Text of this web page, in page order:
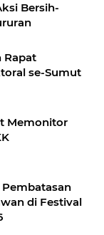
Bersih-
Rapat
se-Sumut
Memonitor
Pembatasan
di Festival